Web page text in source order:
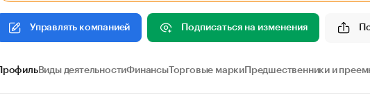
Управлять компанией Подписаться на изменения
ПрофильВиды деятельностиФинансыТорговые марки Предшественники и